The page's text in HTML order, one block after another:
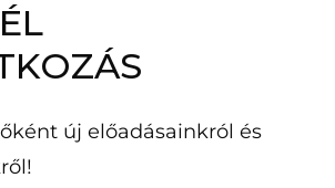
új előadásainkról és